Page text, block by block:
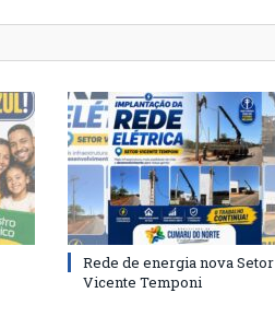
Rede de energia nova Setor
Vicente Temponi